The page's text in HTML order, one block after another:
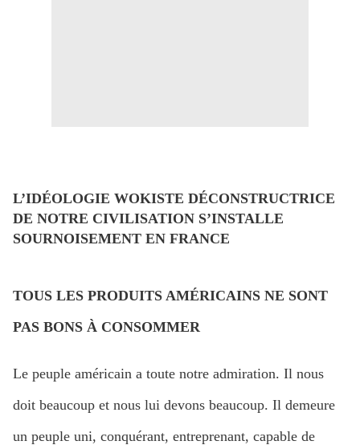
L’IDÉOLOGIE WOKISTE DÉCONSTRUCTRICE
DE NOTRE CIVILISATION S’INSTALLE
SOURNOISEMENT EN FRANCE
TOUS LES PRODUITS AMÉRICAINS NE SONT
PAS BONS À CONSOMMER
Le peuple américain a toute notre admiration. Il nous
doit beaucoup et nous lui devons beaucoup. Il demeure
un peuple uni, conquérant, entreprenant, capable de